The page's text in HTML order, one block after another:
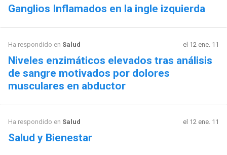
Ganglios Inflamados en la ingle izquierda
Ha respondido en Salud el 12 ene. 11
Niveles enzimáticos elevados tras análisis
de sangre motivados por dolores
musculares en abductor
Ha respondido en Salud el 12 ene. 11
Salud y Bienestar